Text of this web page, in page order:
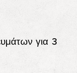
για 3